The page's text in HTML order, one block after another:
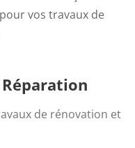
vos travaux de
de rénovation et